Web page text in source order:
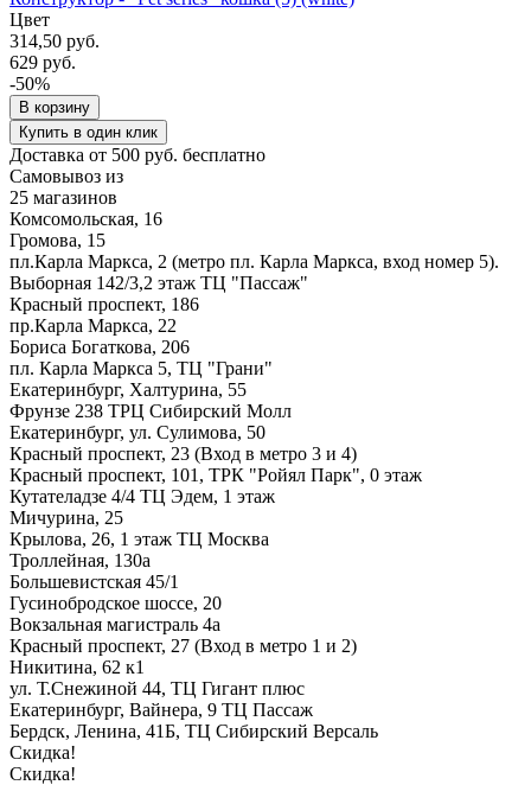
Цвет
314,50 руб.
629 руб.
-50%
В корзину
Купить в один клик
Доставка от 500 руб. бесплатно
Самовывоз из
25 магазинов
Комсомольская, 16
Громова, 15
пл.Карла Маркса, 2 (метро пл. Карла Маркса, вход номер 5).
Выборная 142/3,2 этаж ТЦ "Пассаж"
Красный проспект, 186
пр.Карла Маркса, 22
Бориса Богаткова, 206
пл. Карла Маркса 5, ТЦ "Грани"
Екатеринбург, Халтурина, 55
Фрунзе 238 ТРЦ Сибирский Молл
Екатеринбург, ул. Сулимова, 50
Красный проспект, 23 (Вход в метро 3 и 4)
Красный проспект, 101, ТРК "Ройял Парк", 0 этаж
Кутателадзе 4/4 ТЦ Эдем, 1 этаж
Мичурина, 25
Крылова, 26, 1 этаж ТЦ Москва
Троллейная, 130а
Большевистская 45/1
Гусинобродское шоссе, 20
Вокзальная магистраль 4а
Красный проспект, 27 (Вход в метро 1 и 2)
Никитина, 62 к1
ул. Т.Снежиной 44, ТЦ Гигант плюс
Екатеринбург, Вайнера, 9 ТЦ Пассаж
Бердск, Ленина, 41Б, ТЦ Сибирский Версаль
Скидка!
Скидка!